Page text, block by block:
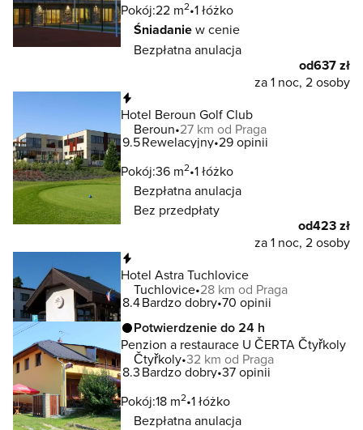
Pokój:22 m2 1 łóżko
Śniadaniew cenie
Bezpłatna anulacja
od637 zł
za 1 noc, 2 osoby
Hotel Beroun Golf Club
Beroun 27 km od Praga
9.5Rewelacyjny 29 opinii
Pokój:36 m2 1 łóżko
Bezpłatna anulacja
Bez przedpłaty
od423 zł
za 1 noc, 2 osoby
Hotel Astra Tuchlovice
Tuchlovice 28 km od Praga
8.4Bardzo dobry 70 opinii
Potwierdzenie do 24 h
Penzion a restaurace U ČERTA Čtyřkoly
Čtyřkoly 32 km od Praga
8.3Bardzo dobry 37 opinii
Pokój:18 m2 1 łóżko
Bezpłatna anulacja